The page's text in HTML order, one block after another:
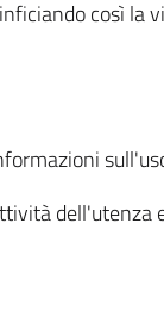
così la